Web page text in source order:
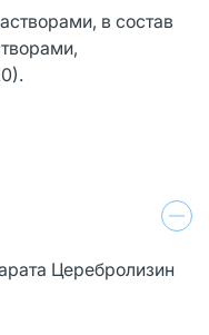
в состав
Церебролизин